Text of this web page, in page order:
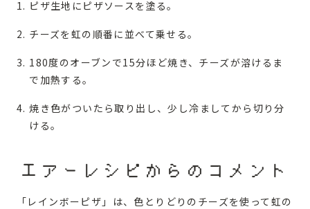
ピザ生地にピザソースを塗る。
チーズを虹の順番に並べて乗せる。
180度のオーブンで15分ほど焼き、チーズが溶けるま
で加熱する。
焼き色がついたら取り出し、少し冷ましてから切り分
ける。
エアーレシピからのコメント
「レインボーピザ」は、色とりどりのチーズを使って虹の